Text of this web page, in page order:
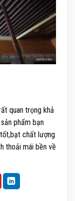
quan trọng khả
phẩm bạn
chất lượng
thoải mái bền về